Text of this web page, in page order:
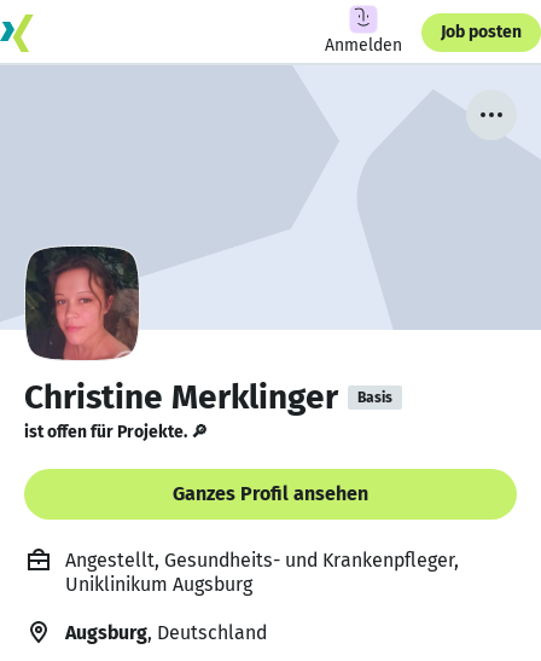
Anmelden
Job posten
Christine Merklinger Basis
ist offen für Projekte. 🔎
Ganzes Profil ansehen
Angestellt, Gesundheits- und Krankenpfleger,
Uniklinikum Augsburg
Augsburg, Deutschland